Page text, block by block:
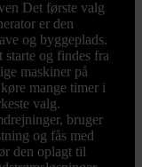
Det første valg
er den
og byggeplads.
starte og findes fra
maskiner på
mange timer i
valg.
bruger
og fås med
den oplagt til